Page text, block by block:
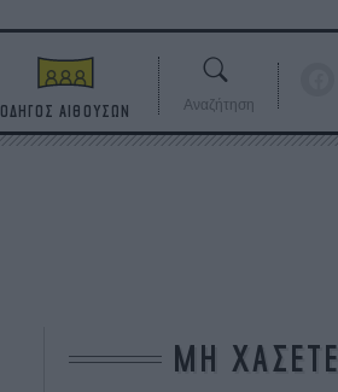
ΟΔΗΓΟΣ ΑΙΘΟΥΣΩΝ Αναζήτηση
ΜΗ ΧΑΣΕΤΕ